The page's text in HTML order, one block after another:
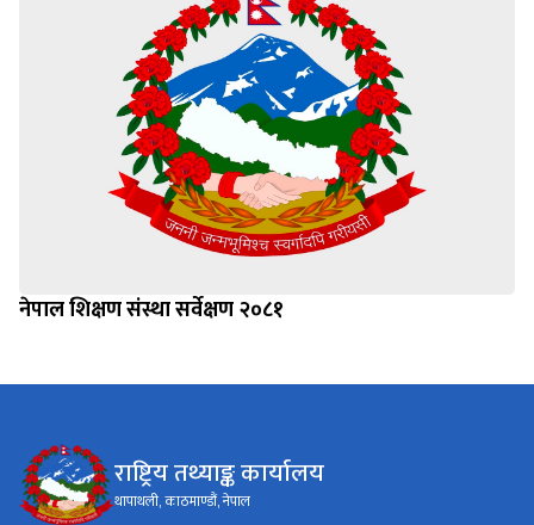
नेपाल शिक्षण संस्था सर्वेक्षण २०८१
राष्ट्रिय तथ्याङ्क कार्यालय
थापाथली, काठमाण्डौं, नेपाल